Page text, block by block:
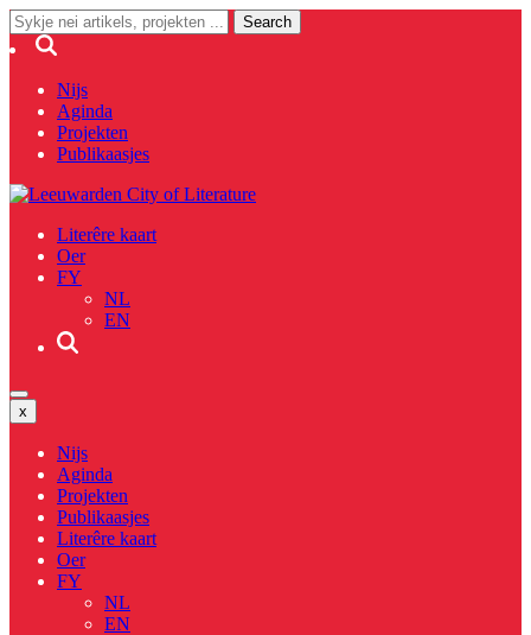
Nijs
Aginda
Projekten
Publikaasjes
Literêre kaart
Oer
FY
NL
EN
x
Nijs
Aginda
Projekten
Publikaasjes
Literêre kaart
Oer
FY
NL
EN